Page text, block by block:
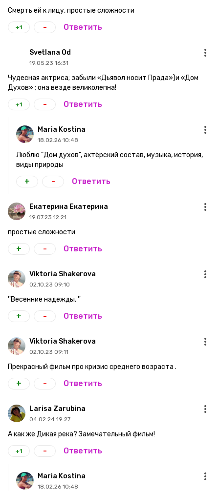
Смерть ей к лицу, простые сложности
+1 - Ответить
Svetlana Od
19.05.23 16:31
Чудесная актриса; забыли «Дьявол носит Прада»)и «Дом
Духов» ; она везде великолепна!
+1 - Ответить
Maria Kostina
18.02.26 10:48
Люблю "Дом духов", актёрский состав, музыка, история,
виды природы
+ - Ответить
Екатерина Екатерина
19.07.23 12:21
простые сложности
+ - Ответить
Viktoria Shakerova
02.10.23 09:10
''Весенние надежды. ''
+ - Ответить
Viktoria Shakerova
02.10.23 09:11
Прекрасный фильм про кризис среднего возраста .
+ - Ответить
Larisa Zarubina
04.02.24 19:27
А как же Дикая река? Замечательный фильм!
+1 - Ответить
Maria Kostina
18.02.26 10:48